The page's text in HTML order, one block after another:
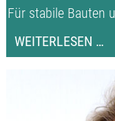
Für stabile Bauten
WEITERLESEN …